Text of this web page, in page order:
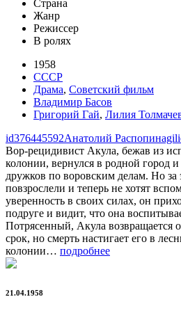
Страна
Жанр
Режиссер
В ролях
1958
СССР
Драма, Советский фильм
Владимир Басов
Григорий Гай, Лилия
id376445592Анатолий Распопин
Вор-рецидивист Акула, бежав из
колонии, вернулся в родной город и
дружков по воровским делам. Но за
повзрослели и теперь не хотят
уверенность в своих силах, он
подруге и видит, что она
Потрясенный, Акула возвращается
срок, но смерть настигает его в
колонии… подробнее
21.04.1958